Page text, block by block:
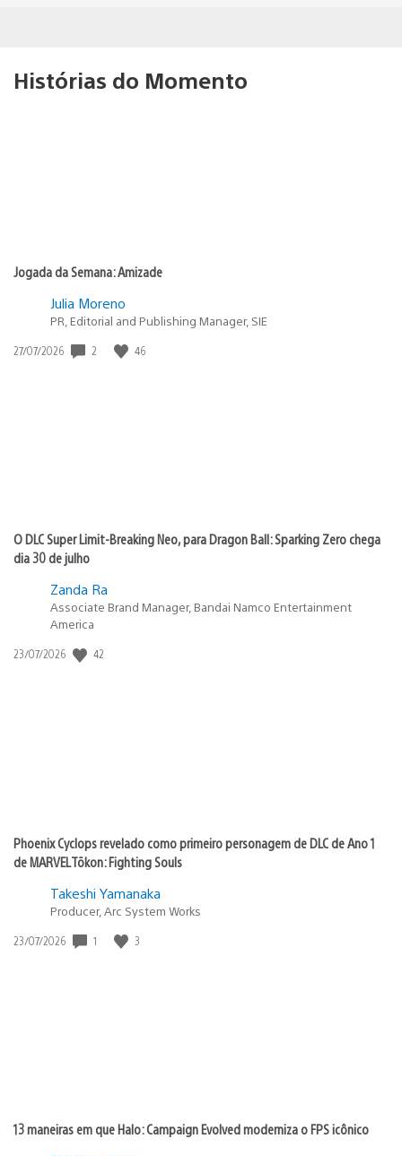
Histórias do Momento
Jogada da Semana: Amizade
Julia Moreno
PR, Editorial and Publishing Manager, SIE
Data
27/07/2026 2 46
O DLC Super Limit-Breaking Neo, para Dragon Ball: Sparking Zero chega
dia 30 de julho
Zanda Ra
Associate Brand Manager, Bandai Namco Entertainment
America
Data
23/07/2026 42
Phoenix Cyclops revelado como primeiro personagem de DLC de Ano 1
de MARVEL Tōkon: Fighting Souls
Takeshi Yamanaka
Producer, Arc System Works
Data
23/07/2026 1 3
13 maneiras em que Halo: Campaign Evolved moderniza o FPS icônico